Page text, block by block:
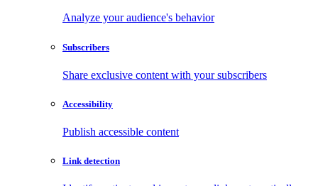
Analyze your audience's behavior
Subscribers
Share exclusive content with your subscribers
Accessibility
Publish accessible content
Link detection